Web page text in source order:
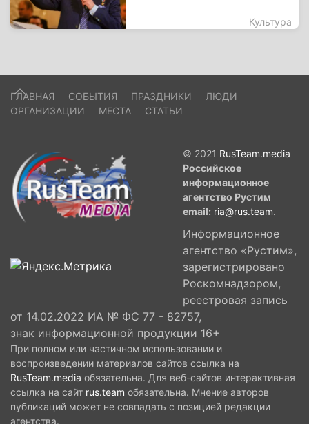
Культура
ГЛАВНАЯ СОБЫТИЯ ПРАЗДНИКИ
ЛЮДИ
ОРГАНИЗАЦИИ
МЕСТА СТАТЬИ
© 2021 RusTeam.media
Российское
информационное
агентство Рустим
email: ria@rus.team.
Информационное
агентство «Рустим»,
зарегистрировано
Роскомнадзором,
реестровая запись
от 14.02.2022 ИА № ФС 77 - 82757,
знак информационной продукции 16+
При полном или частичном использовании и
воспроизведении материалов сайтов ссылка на
RusTeam.media обязательна. Для веб-сайтов интерактивная
ссылка на сайт rus.team обязательна. Мнение авторов
публикаций может не совпадать с позицией редакции
агентства.